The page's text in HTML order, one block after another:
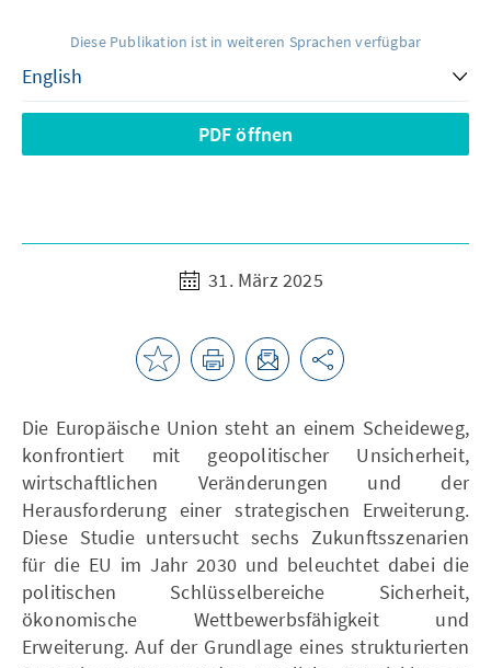
Diese Publikation ist in weiteren Sprachen verfügbar
PDF öffnen
31. März 2025
Die Europäische Union steht an einem Scheideweg,
konfrontiert mit geopolitischer Unsicherheit,
wirtschaftlichen Veränderungen und der
Herausforderung einer strategischen Erweiterung.
Diese Studie untersucht sechs Zukunftsszenarien
für die EU im Jahr 2030 und beleuchtet dabei die
politischen Schlüsselbereiche Sicherheit,
ökonomische Wettbewerbsfähigkeit und
Erweiterung. Auf der Grundlage eines strukturierten